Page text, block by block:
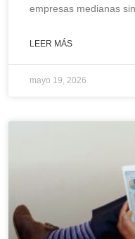
empresas medianas
LEER MÁS
mayo 19, 2026